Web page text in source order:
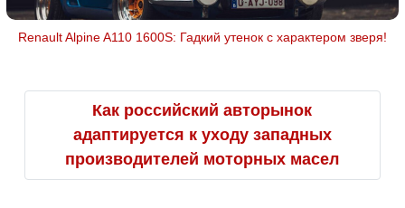
Renault Alpine A110 1600S: Гадкий утенок с характером зверя!
Как российский авторынок
адаптируется к уходу западных
производителей моторных масел